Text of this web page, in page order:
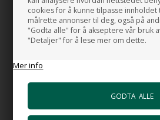
cookies for å kunne tilpasse innholdet
målrette annonser til deg, også på
"Godta alle" for å akseptere vår bruk
"Detaljer" for å lese mer om dette.
Mer info
Bunnventil Free
+1.161,00 NOK
Gå til varen
HI-TECH Vannlås i